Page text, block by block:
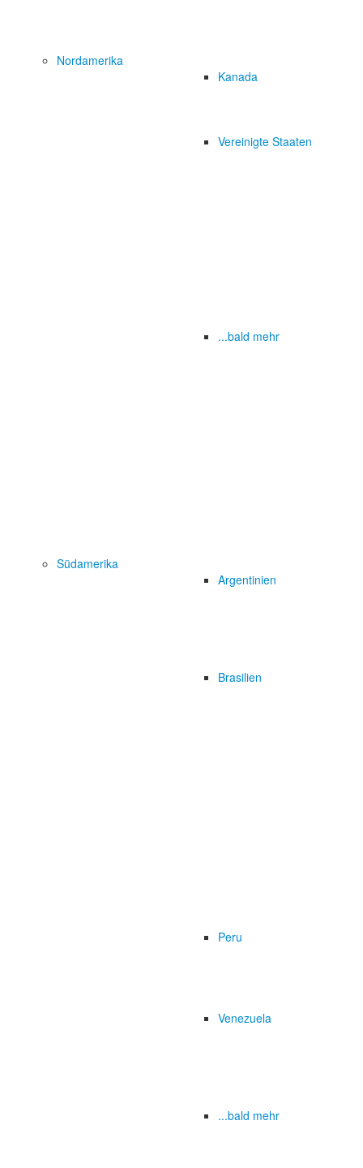
Nordamerika
Kanada
Vereinigte Staaten
...bald mehr
Südamerika
Argentinien
Brasilien
Peru
Venezuela
...bald mehr